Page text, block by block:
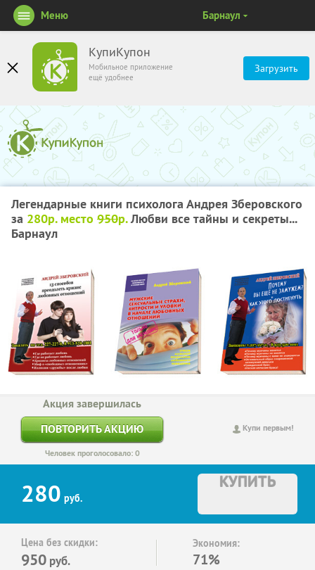
КупиКупон
Мобильное приложение
ещё удобнее
Загрузить
Меню Барнаул
Легендарные книги психолога Андрея Зберовского
за 280р. место 950р.Любви все тайны и секреты...
Барнаул
Купи первым!
Акция завершилась
ПОВТОРИТЬ АКЦИЮ
Человек проголосовало: 0
280 руб.
КУПИТЬ
Цена без скидки:
950 руб.
Экономия:
71%